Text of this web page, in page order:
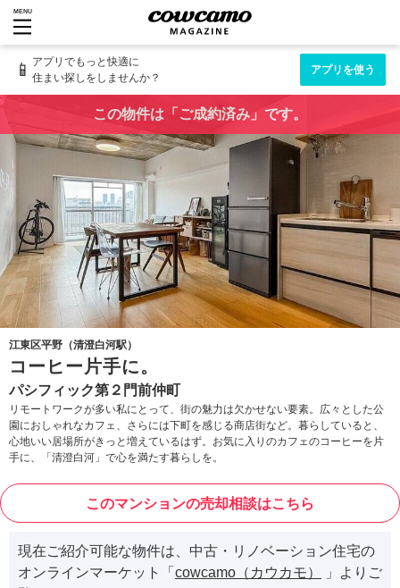
MENU
📱 アプリでもっと快適に
住まい探しをしませんか？
アプリを使う
この物件は「ご成約済み」です。
江東区平野（清澄白河駅）
コーヒー片手に。
パシフィック第２門前仲町
リモートワークが多い私にとって、街の魅力は欠かせない要素。広々とした公
園におしゃれなカフェ、さらには下町を感じる商店街など。暮らしていると、
心地いい居場所がきっと増えているはず。お気に入りのカフェのコーヒーを片
手に、「清澄白河」で心を満たす暮らしを。
このマンションの売却相談はこちら
現在ご紹介可能な物件は、中古・リノベーション住宅の
オンラインマーケット「 cowcamo（カウカモ）
」よりご